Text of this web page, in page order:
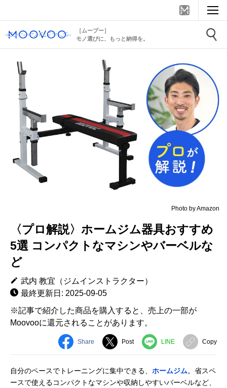
［ムーブー］
モノ選びに、もっと納得を。
Photo by Amazon
〈プロ解説〉ホームジム器具おすすめ
5選 コンパクトなマシンやバーベルな
ど
武内 教宜（ジムインストラクター）
最終更新日: 2025-09-05
※記事で紹介した商品を購入すると、売上の一部が
Moovooに還元されることがあります。
Share Post LINE Copy
自分のペースでトレーニングに集中できる、 ホームジム。省スペ
ースで使えるコンパクトなマシンや収納しやすいバーベルなど、